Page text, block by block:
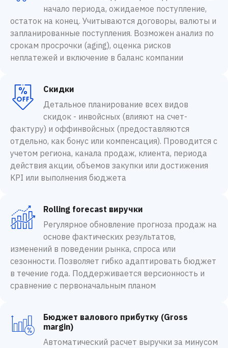
начало периода, ожидаемое поступление,
остаток на конец. Учитываются договоры, валюты и
запланированные поступления. Возможен анализ по
срокам просрочки (aging), оценка рисков
неплатежей и включение в баланс компании
Скидки
Детальное планирование всех видов
скидок - инвойсных (влияют на счет-
фактуру) и оффинвойсных (предоставляются
отдельно, как бонус или компенсация). Проводится с
учетом региона, канала продаж, клиента, периода
действия акции, объемов закупки или достижения
KPI или выполнения бюджета
Rolling forecast виручки
Регулярное обновление прогноза продаж на
основе фактических результатов,
изменений в поведении рынка, спроса или
сезонности. Позволяет гибко адаптировать бюджет
в течение года. Поддерживается версионность и
сравнение с первоначальным планом
Бюджет валового прибутку (Gross
margin)
Автоматический расчет выручки за минусом